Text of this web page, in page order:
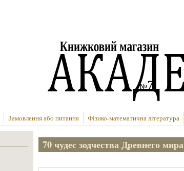
Замовлення або питання Фізико-математична література
70 чудес зодчества Древнего мира